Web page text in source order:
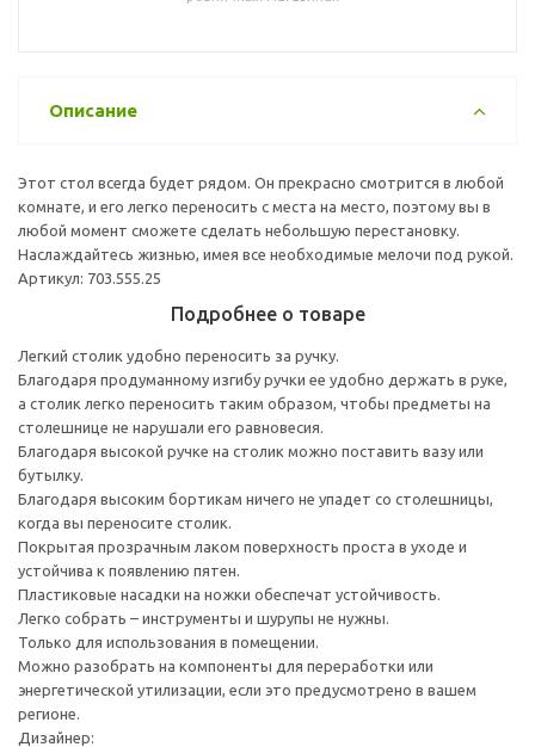
Описание
Этот стол всегда будет рядом. Он прекрасно смотрится в любой
комнате, и его легко переносить с места на место, поэтому вы в
любой момент сможете сделать небольшую перестановку.
Наслаждайтесь жизнью, имея все необходимые мелочи под рукой.
Артикул: 703.555.25
Подробнее о товаре
Легкий столик удобно переносить за ручку.
Благодаря продуманному изгибу ручки ее удобно держать в руке,
а столик легко переносить таким образом, чтобы предметы на
столешнице не нарушали его равновесия.
Благодаря высокой ручке на столик можно поставить вазу или
бутылку.
Благодаря высоким бортикам ничего не упадет со столешницы,
когда вы переносите столик.
Покрытая прозрачным лаком поверхность проста в уходе и
устойчива к появлению пятен.
Пластиковые насадки на ножки обеспечат устойчивость.
Легко собрать – инструменты и шурупы не нужны.
Только для использования в помещении.
Можно разобрать на компоненты для переработки или
энергетической утилизации, если это предусмотрено в вашем
регионе.
Дизайнер: